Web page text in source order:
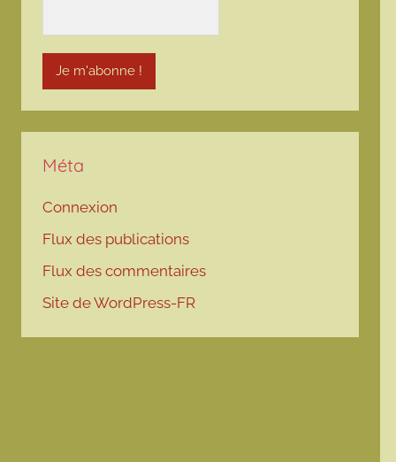
Méta
Connexion
Flux des publications
Flux des commentaires
Site de WordPress-FR